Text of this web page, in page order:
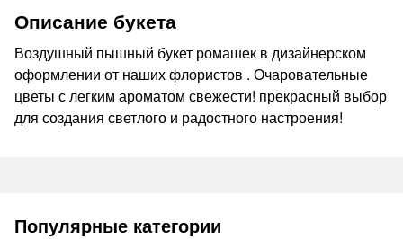
Описание букета
Воздушный пышный букет ромашек в дизайнерском
оформлении от наших флористов . Очаровательные
цветы с легким ароматом свежести! прекрасный выбор
для создания светлого и радостного настроения!
Популярные категории